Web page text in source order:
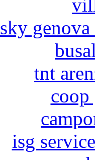
sky
tnt
coop
isg